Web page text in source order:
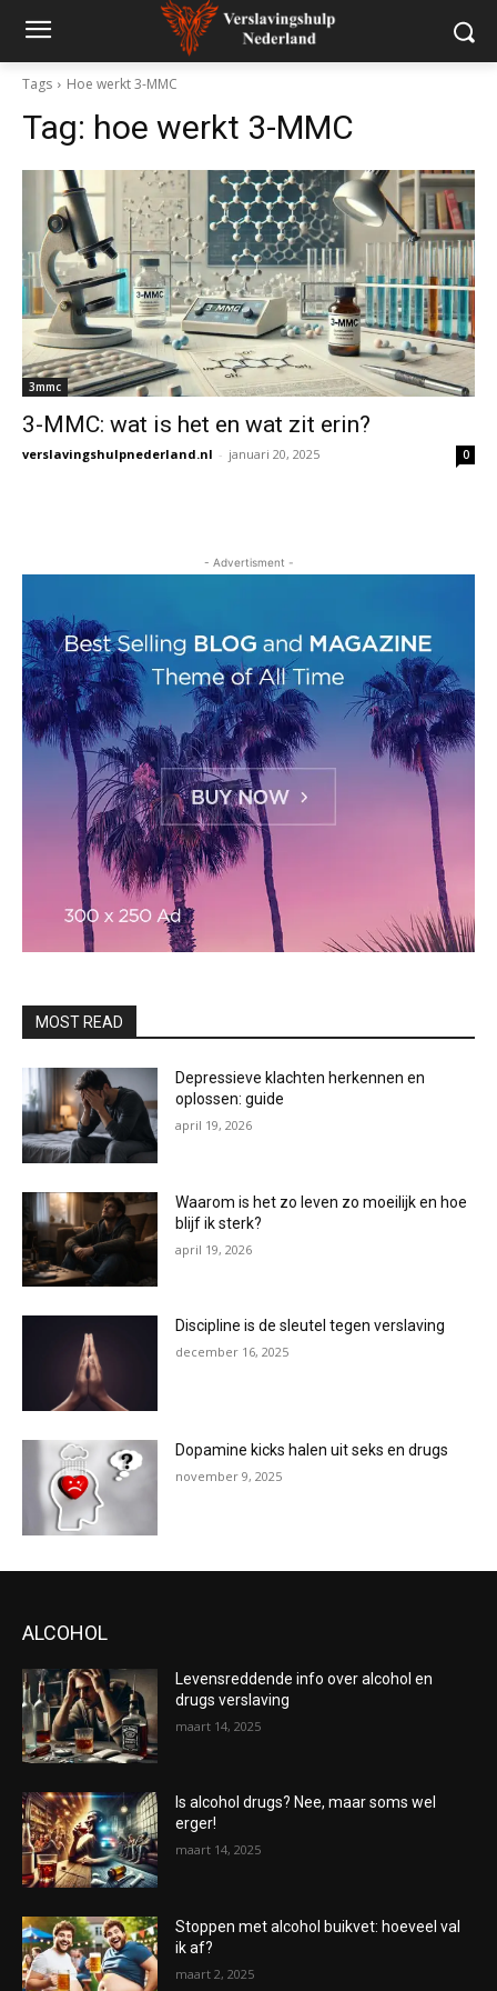
Tags Hoe werkt 3-MMC
Tag: hoe werkt 3-MMC
3mmc
3-MMC: wat is het en wat zit erin?
verslavingshulpnederland.nl - januari 20, 2025 0
- Advertisment -
MOST READ
Depressieve klachten herkennen en
oplossen: guide
april 19, 2026
Waarom is het zo leven zo moeilijk en hoe
blijf ik sterk?
april 19, 2026
Discipline is de sleutel tegen verslaving
december 16, 2025
Dopamine kicks halen uit seks en drugs
november 9, 2025
ALCOHOL
Levensreddende info over alcohol en
drugs verslaving
maart 14, 2025
Is alcohol drugs? Nee, maar soms wel
erger!
maart 14, 2025
Stoppen met alcohol buikvet: hoeveel val
ik af?
maart 2, 2025